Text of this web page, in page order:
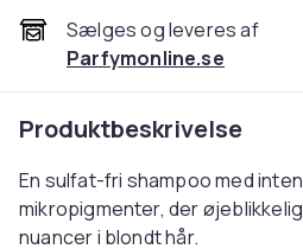
Sælges og leveres af
Parfymonline.se
Produktbeskrivelse
En sulfat-fri shampoo med
mikropigmenter, der
nuancer i blondt hår.